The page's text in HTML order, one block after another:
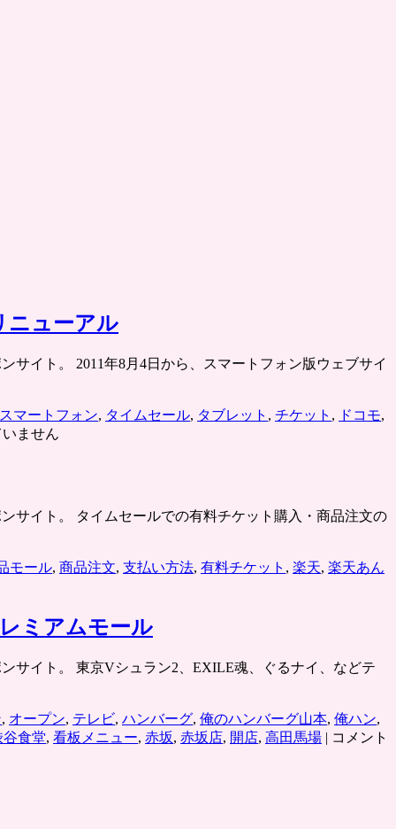
ニューアル
サイト。 2011年8月4日から、スマートフォン版ウェブサイ
スマートフォン, タイムセール, タブレット , チケット , ドコモ,
ません
サイト。 タイムセールでの有料チケット購入・商品注文の
モール, 商品注文, 支払い方法, 有料チケット , 楽天, 楽天あん
ミアムモール
サイト。 東京Vシュラン2、EXILE魂、ぐるナイ、などテ
, オープン, テレビ, ハンバーグ, 俺のハンバーグ山本, 俺ハン,
谷食堂, 看板メニュー, 赤坂, 赤坂店, 開店, 高田馬場 | 「俺
コメント